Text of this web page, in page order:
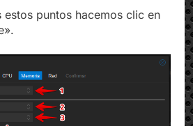
puntos hacemos clic en